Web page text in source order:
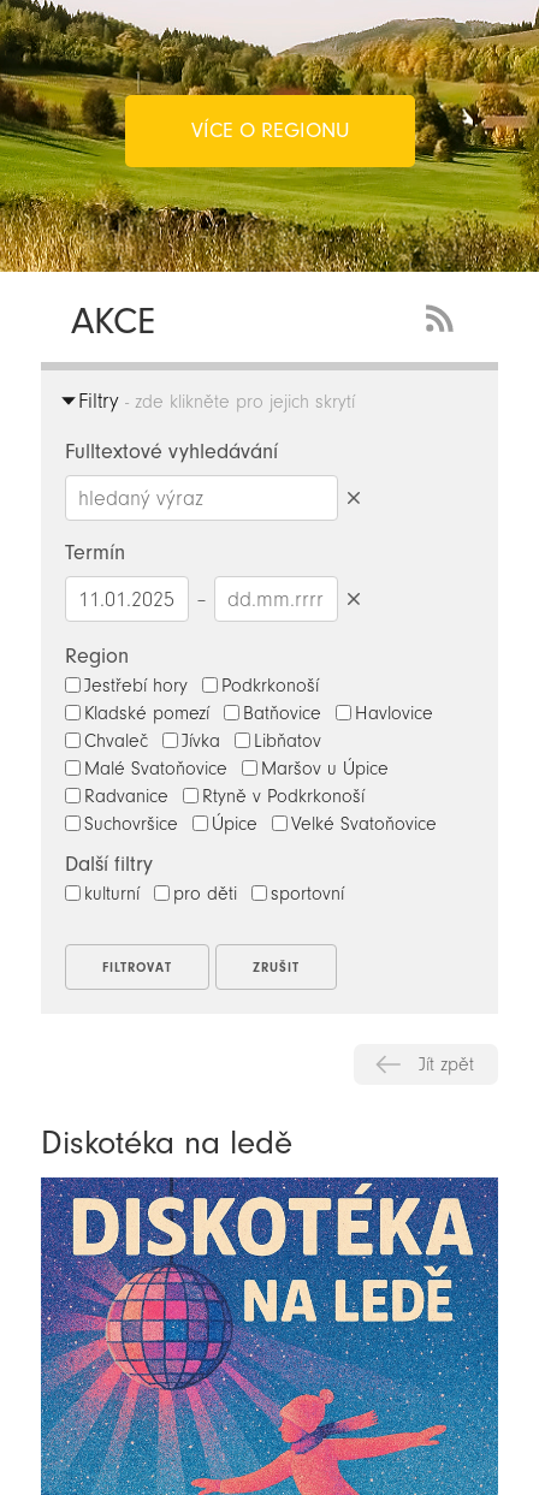
VÍCE O REGIONU
AKCE
Feed
Filtry- zde klikněte pro jejich skrytí
Fulltextové vyhledávání
Termín
–
Region
Jestřebí hory
Podkrkonoší
Kladské pomezí
Batňovice
Havlovice
Chvaleč
Jívka
Libňatov
Malé Svatoňovice
Maršov u Úpice
Radvanice
Rtyně v Podkrkonoší
Suchovršice
Úpice Velké Svatoňovice
Další filtry
kulturní pro děti sportovní
Jít zpět
Diskotéka na ledě